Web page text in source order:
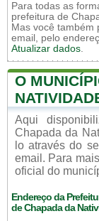
Para todas as
prefeitura de
Mas você também
email, pelo
Atualizar dados.
O
Aqui
Chapada da
lo através do
email. Para
oficial do
Endereço da
de Chapada da